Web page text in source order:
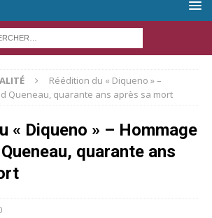
Réédition du « Diqueno » –
Queneau, quarante ans après sa mort
« Diqueno » – Hommage
quarante ans